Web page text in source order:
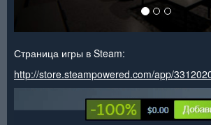
Страница игры в Steam:
http://store.steampowered.com/app/